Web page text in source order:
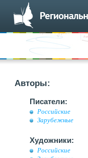
Авторы:
Писатели:
Российские
Зарубежные
Художники:
Российские